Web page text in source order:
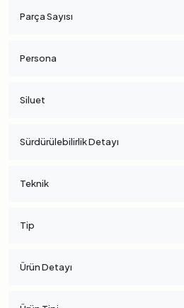
Parça Sayısı
Persona
Siluet
Sürdürülebilirlik Detayı
Teknik
Tip
Ürün Detayı